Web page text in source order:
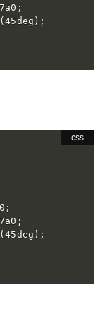
;
(45deg ) ;
;
;
(45deg ) ;